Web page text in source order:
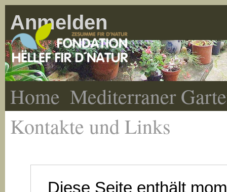
Anmelden
Home Mediterraner
Kontakte und Links
Diese Seite enthält